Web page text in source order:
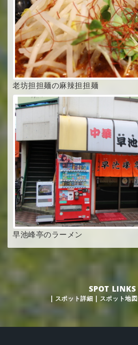
老坊担担麺の麻辣担担麺
早池峰亭のラーメン
SPOT LINKS
| スポット詳細 | スポット地図